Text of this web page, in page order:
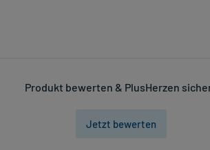
Produkt bewerten & PlusHerzen
Jetzt bewerten